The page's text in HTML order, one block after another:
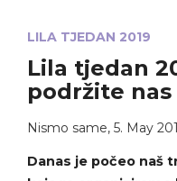
LILA TJEDAN 2019
Lila tjedan
podržite nas
Nismo same, 5. May
Danas je počeo naš